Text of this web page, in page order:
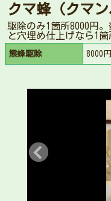
クマ蜂（クマン
駆除のみ1箇所8000円
と穴埋め仕上げなら1箇
熊蜂駆除 8000